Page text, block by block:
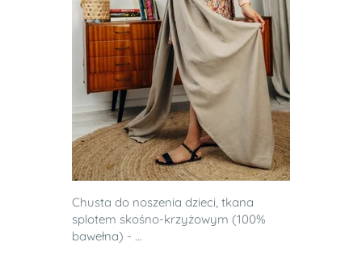
Chusta do noszenia dzieci, tkana
splotem skośno-krzyżowym (100%
bawełna) - ...